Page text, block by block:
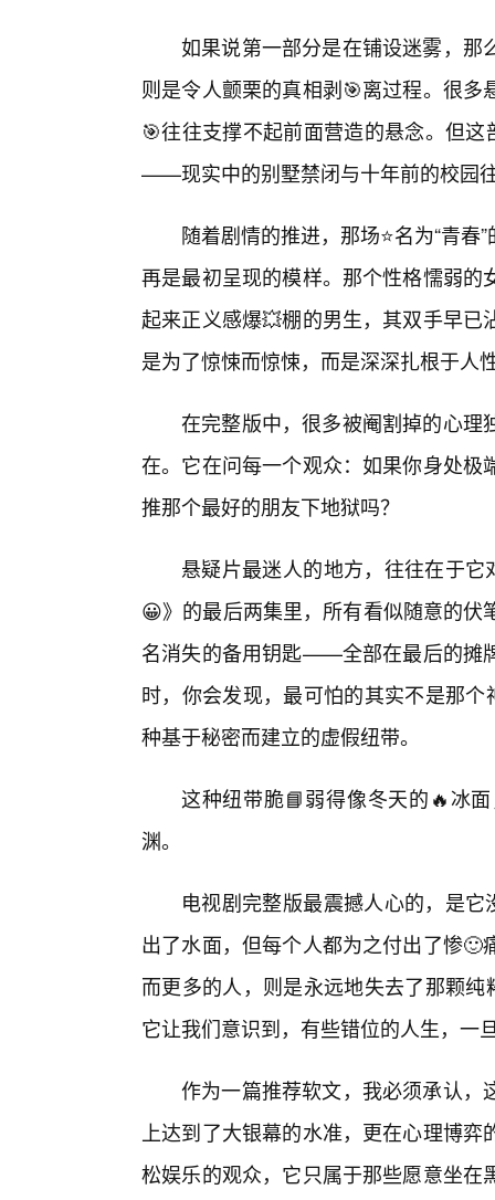
如果说第一部分是在铺设迷雾，那
则是令人颤栗的真相剥🎯离过程。很
🎯往往支撑不起前面营造的悬念。但
——现实中的别墅禁闭与十年前的校园
随着剧情的推进，那场⭐名为“青
再是最初呈现的模样。那个性格懦弱
起来正义感爆💥棚的男生，其双手早
是为了惊悚而惊悚，而是深深扎根于人
在完整版中，很多被阉割掉的心理
在。它在问每一个观众：如果你身处
推那个最好的朋友下地狱吗？
悬疑片最迷人的地方，往往在于它
😀》的最后两集里，所有看似随意的
名消失的备用钥匙——全部在最后的摊
时，你会发现，最可怕的其实不是那
种基于秘密而建立的虚假纽带。
这种纽带脆📘弱得像冬天的🔥冰
渊。
电视剧完整版最震撼人心的，是
出了水面，但每个人都为之付出了惨
而更多的人，则是永远地失去了那颗
它让我们意识到，有些错位的人生，一
作为一篇推荐软文，我必须承认，
上达到了大银幕的水准，更在心理博
松娱乐的观众，它只属于那些愿意坐